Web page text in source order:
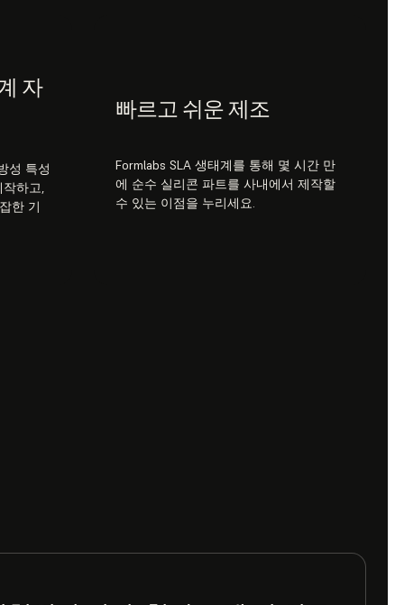
자
성 특성
하고,
한 기
빠르고 쉬운 제조
Formlabs SLA 생태계를 통해 몇 시간 만
에 순수 실리콘 파트를 사내에서 제작할
수 있는 이점을 누리세요.